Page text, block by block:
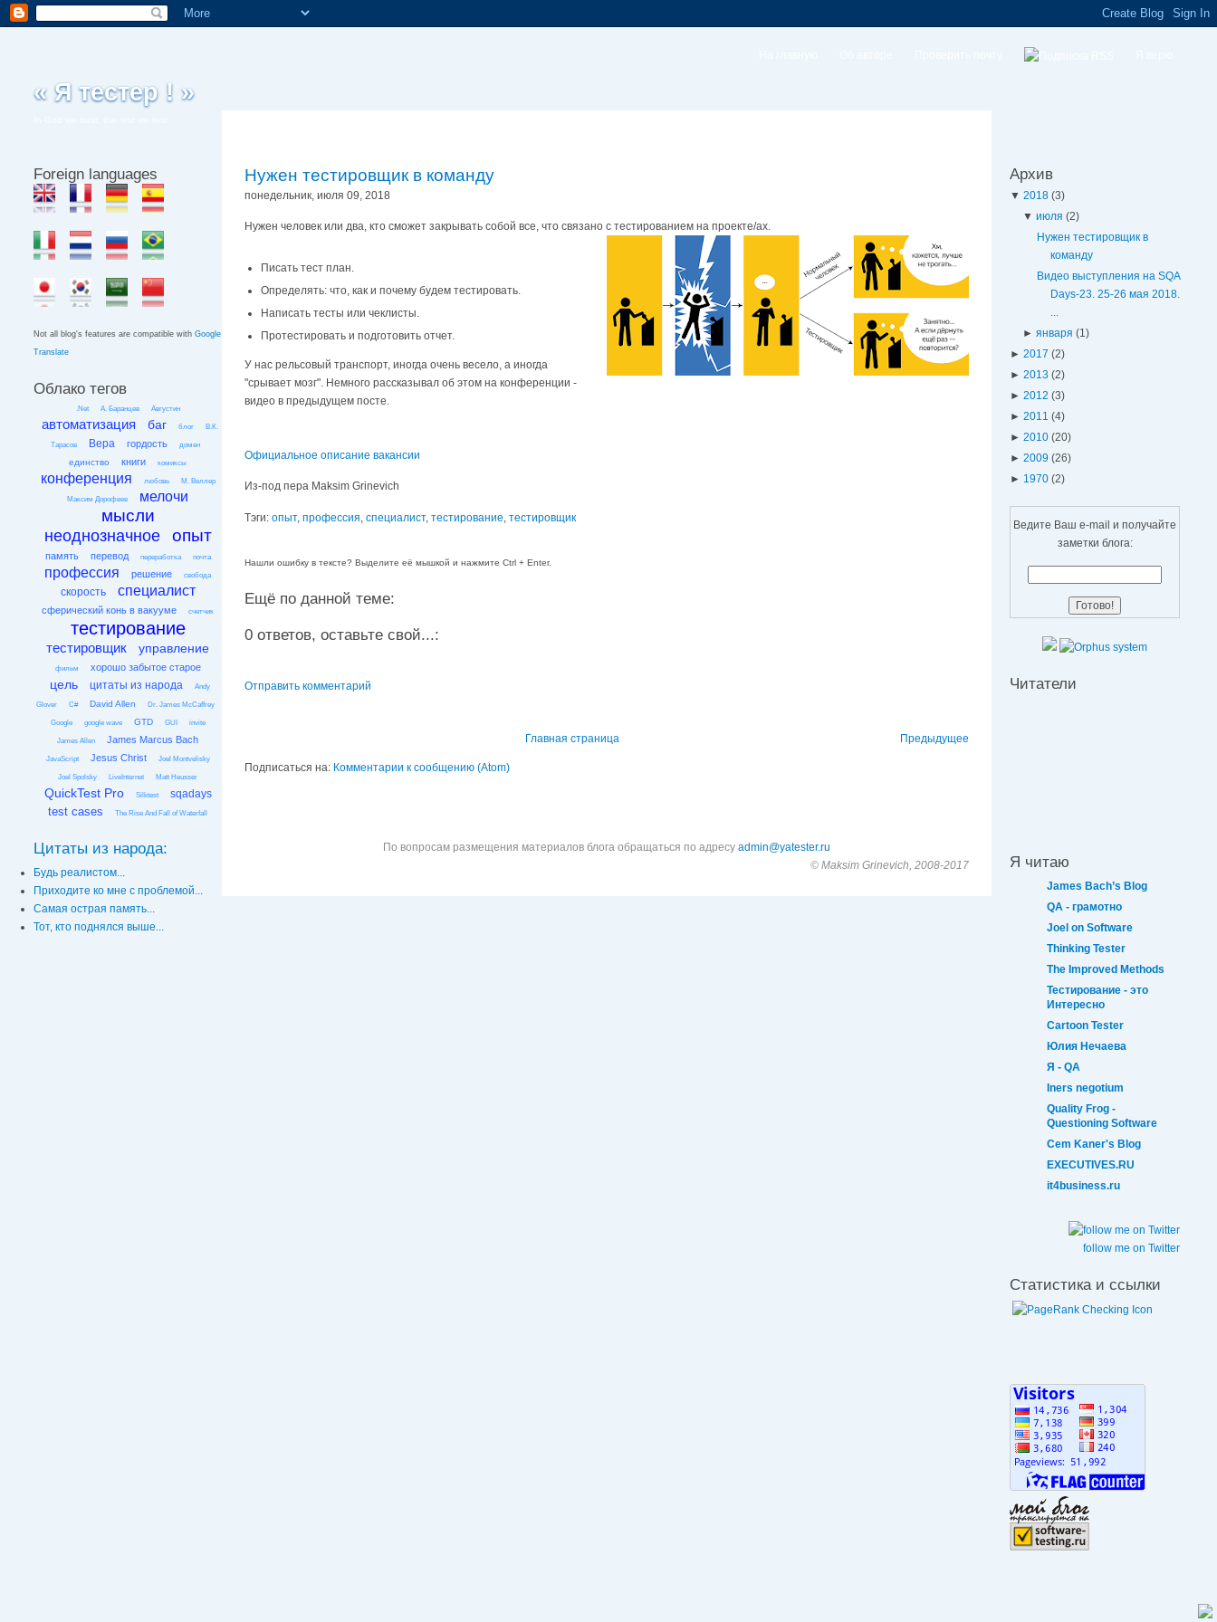
« Я тестер ! »
Foreign languages
Not all blog's features are compatible with Google
Translate
Облако тегов
.Net А. Баранцев Августин
автоматизация баг блог В.К.
Тарасов Вера гордость домен
единство книги комиксы
конференция любовь М. Веллер
Максим Дорофеев мелочи
мысли
неоднозначное опыт
память перевод переработка почта
профессия решение свобода
скорость специалист
сферический конь в вакууме счетчик
тестирование
тестировщик управление
фильм хорошо забытое старое
цель цитаты из народа Andy
Glover C# David Allen Dr. James McCaffrey
Google google wave GTD GUI invite
James Allen James Marcus Bach
JavaScript Jesus Christ Joel Montvelisky
Joel Spolsky LiveInternet Matt Heusser
QuickTest Pro Silktest sqadays
test cases The Rise And Fall of Waterfall
Цитаты из народа:
Будь реалистом...
Приходите ко мне с проблемой...
Самая острая память...
Тот, кто поднялся выше...
Нужен тестировщик в команду
понедельник, июля 09, 2018
Нужен человек или два, кто сможет закрывать собой все, что связано с тестированием на проекте/ах.
Писать тест план.
Определять: что, как и почему будем тестировать.
Написать тесты или чеклисты.
Протестировать и подготовить отчет.
У нас рельсовый транспорт, иногда очень весело, а иногда
"срывает мозг". Немного рассказывал об этом на конференции -
видео в предыдущем посте.
Официальное описание вакансии
Из-под пера Maksim Grinevich
Тэги: опыт, профессия специалист, тестирование тестировщик
Нашли ошибку в тексте? Выделите её мышкой и нажмите Ctrl + Enter.
Ещё по данной теме:
0 ответов, оставьте свой...:
Отправить комментарий
Предыдущее
Главная страница
Подписаться на: Комментарии к сообщению (Atom)
По вопросам размещения материалов блога обращаться по адресу admin@yatester.ru
© Maksim Grinevich, 2008-2017
Архив
▼ 2018 (3)
▼июля(2)
Нужен тестировщик в
команду
Видео выступления на SQA
Days-23. 25-26 мая 2018.
...
►января(1)
► 2017 (2)
► 2013 (2)
► 2012 (3)
► 2011 (4)
► 2010 (20)
► 2009 (26)
► 1970 (2)
Ведите Ваш e-mail и получайте
заметки блога:
Читатели
Я читаю
James Bach’s Blog
QA - грамотно
Joel on Software
Thinking Tester
The Improved Methods
Тестирование - это
Интересно
Cartoon Tester
Юлия Нечаева
Я - QA
Iners negotium
Quality Frog -
Questioning Software
Cem Kaner's Blog
EXECUTIVES.RU
it4business.ru
follow me on Twitter
Статистика и ссылки